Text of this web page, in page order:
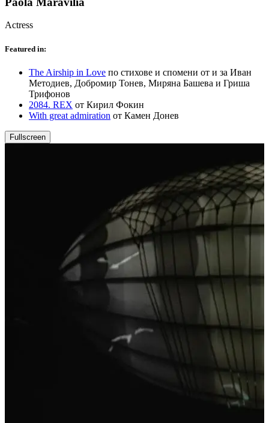
Actress
Featured in:
The Airship in Love по стихове и спомени от и за Иван
Методиев, Добромир Тонев, Миряна Башева и Гриша
Трифонов
2084. REX от Кирил Фокин
With great admiration от Камен Донев
Fullscreen